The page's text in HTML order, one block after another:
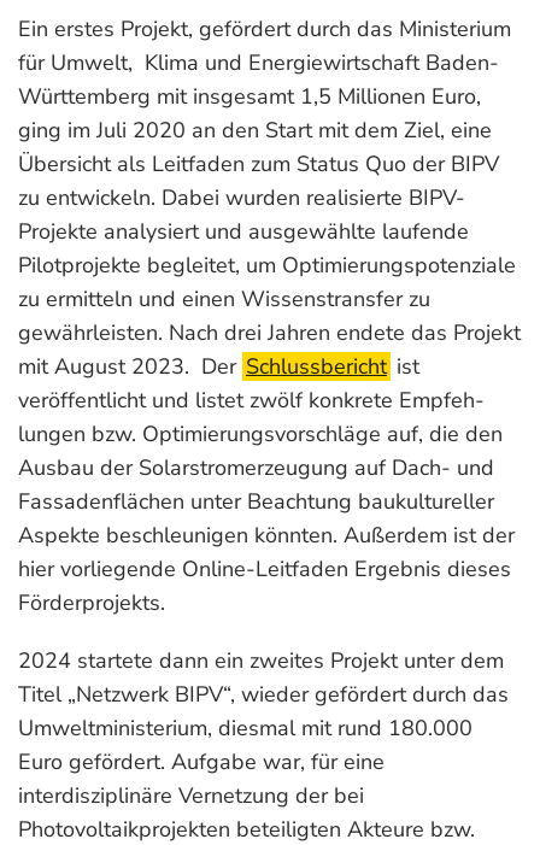
Ein erstes Projekt, gefördert durch das Ministerium
für Umwelt, Klima und Energiewirtschaft Baden-
Württemberg mit insgesamt 1,5 Millionen Euro,
ging im Juli 2020 an den Start mit dem Ziel, eine
Übersicht als Leitfaden zum Status Quo der BIPV
zu entwickeln. Dabei wurden realisierte BIPV-
Projekte analysiert und ausgewählte laufende
Pilotprojekte begleitet, um Optimierungspotenziale
zu ermitteln und einen Wissenstransfer zu
gewährleisten. Nach drei Jahren endete das Projekt
mit August 2023. Der Schlussbericht ist
veröffentlicht und listet zwölf konkrete Emp­feh­
lungen bzw. Opti­mie­rungs­vor­schläge auf, die den
Ausbau der Solar­strom­erzeu­gung auf Dach- und
Fassadenflächen unter Beachtung bau­kul­tu­rel­ler
Aspekte beschleunigen könnten. Außerdem ist der
hier vorliegende Online-Leitfaden Ergebnis dieses
Förderprojekts.
2024 startete dann ein zweites Projekt unter dem
Titel „Netzwerk BIPV“, wieder gefördert durch das
Umweltministerium, diesmal mit rund 180.000
Euro gefördert. Aufgabe war, für eine
interdisziplinäre Vernetzung der bei
Photovoltaikprojekten beteiligten Akteure bzw.